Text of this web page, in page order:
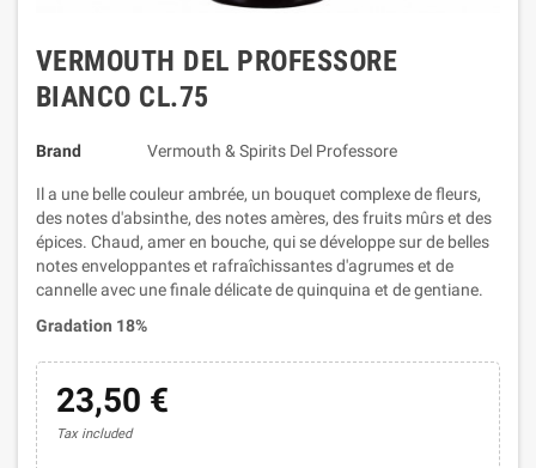
VERMOUTH DEL PROFESSORE
BIANCO CL.75
Brand Vermouth & Spirits Del Professore
Il a une belle couleur ambrée, un bouquet complexe de fleurs,
des notes d'absinthe, des notes amères, des fruits mûrs et des
épices. Chaud, amer en bouche, qui se développe sur de belles
notes enveloppantes et rafraîchissantes d'agrumes et de
cannelle avec une finale délicate de quinquina et de gentiane.
Gradation 18%
23,50 €
Tax included